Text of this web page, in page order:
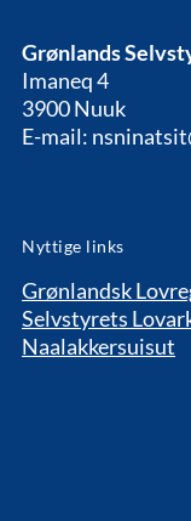
Grønlands
Imaneq 4
3900 Nuuk
E-mail:
Nyttige links
Grønlandsk
Selvstyrets
Naalakkersuisut